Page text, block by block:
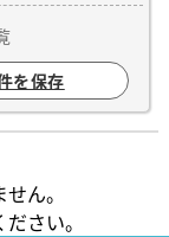
を保存
ん。
さい。